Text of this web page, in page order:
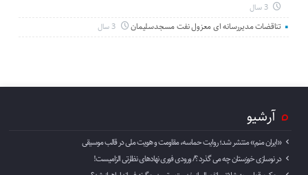
3 سال
تناقضات مدیررسانه ای معزول نفت مسجدسلیمان 3 سال
آرشیو
«ایران منم» منتشر شد؛ روایت حماسه، مقاومت و هویت ملی در قالب موسیقی
در نوسازی خوزستان چه می گذرد ؟/ ورودی فوری نهادهای نظارتی الزامیست!